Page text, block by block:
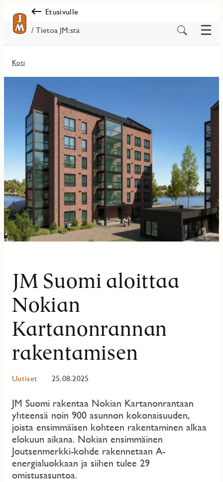
Etusivulle
/ Tietoa JM:stä
Etsi
Koti
JM Suomi aloittaa
Nokian
Kartanonrannan
rakentamisen
Uutiset 25.08.2025
JM Suomi rakentaa Nokian Kartanonrantaan
yhteensä noin 900 asunnon kokonaisuuden,
joista ensimmäisen kohteen rakentaminen alkaa
elokuun aikana. Nokian ensimmäinen
Joutsenmerkki-kohde rakennetaan A-
energialuokkaan ja siihen tulee 29
omistusasuntoa.